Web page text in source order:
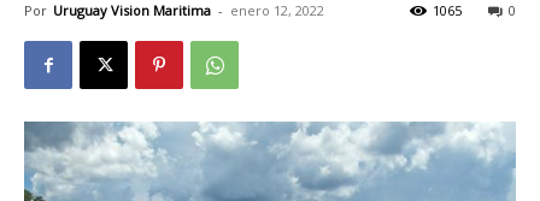
Por Uruguay Vision Maritima - enero 12, 2022 0
1065